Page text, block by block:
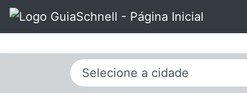
Selecione a cidade